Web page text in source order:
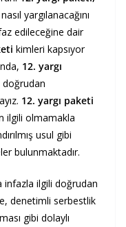
yargılanacağını
edileceğine dair
kimleri kapsıyor
12. yargı
doğrudan
12. yargı paketi
ilgili olmamakla
usul gibi
bulunmaktadır.
infazla ilgili doğrudan
denetimli serbestlik
gibi dolaylı